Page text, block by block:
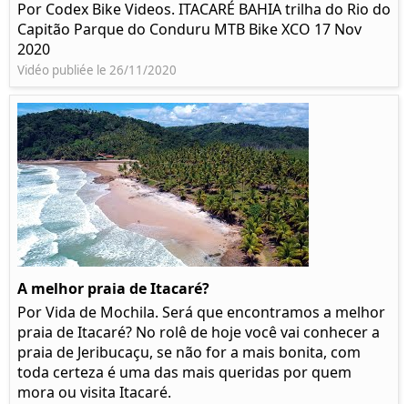
Por Codex Bike Videos. ITACARÉ BAHIA trilha do Rio do
Capitão Parque do Conduru MTB Bike XCO 17 Nov
2020
Vidéo publiée le 26/11/2020
A melhor praia de Itacaré?
Por Vida de Mochila. Será que encontramos a melhor
praia de Itacaré? No rolê de hoje você vai conhecer a
praia de Jeribucaçu, se não for a mais bonita, com
toda certeza é uma das mais queridas por quem
mora ou visita Itacaré.